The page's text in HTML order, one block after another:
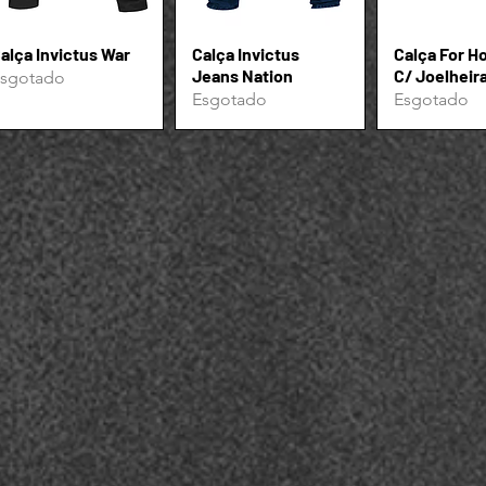
Visualização rápida
Invictus War
Visualização rápida
Calça Invictus
Jeans Nation
Esgotado
Calça For
C/
Esgotado